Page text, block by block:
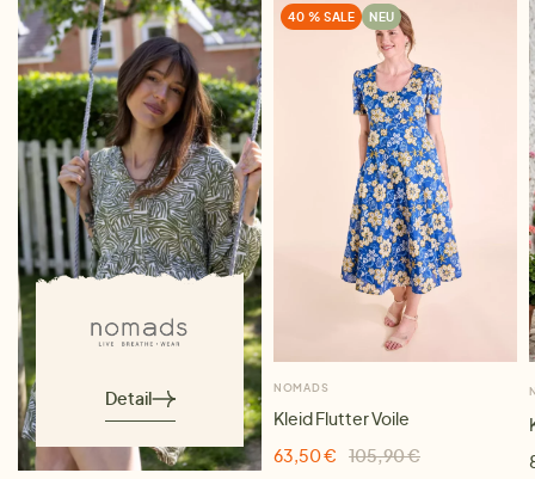
Detail
40 % SALE NEU
NOMADS
Kleid Flutter Voile
63,50 €
105,90 €